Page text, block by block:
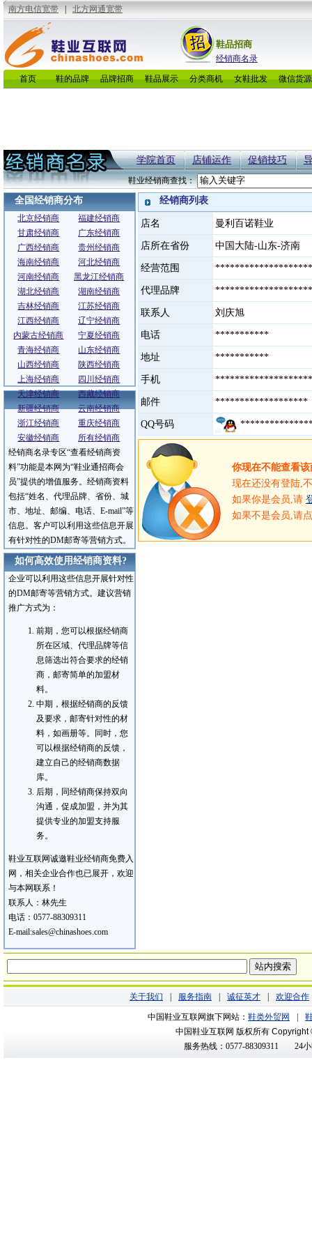
鞋品招商
经销商名录
首页 鞋的品牌 品牌招商 鞋品展示 分类商机 女鞋批发 微信货源
学院首页 店铺运作 促销技巧
鞋业经销商查找：
全国经销商分布
北京经销商
福建经销商
甘肃经销商
广东经销商
广西经销商
贵州经销商
海南经销商
河北经销商
河南经销商
黑龙江经销商
湖北经销商
湖南经销商
吉林经销商
江苏经销商
江西经销商
辽宁经销商
内蒙古经销商
宁夏经销商
青海经销商
山东经销商
山西经销商
陕西经销商
上海经销商
四川经销商
天津经销商
西藏经销商
新疆经销商
云南经销商
浙江经销商
重庆经销商
安徽经销商
所有经销商
服务介绍
经销商名录专区“查看经销商资
料”功能是本网为“鞋业通招商会
员”提供的增值服务。经销商资料
包括“姓名、代理品牌、省份、城
市、地址、邮编、电话、E-mail”等
信息。客户可以利用这些信息开展
有针对性的DM邮寄等营销方式。
如何高效使用经销商资料?
企业可以利用这些信息开展针对性
的DM邮寄等营销方式。建议营销
推广方式为：
前期，您可以根据经销商
所在区域、代理品牌等信
息筛选出符合要求的经销
商，邮寄简单的加盟材
料。
中期，根据经销商的反馈
及要求，邮寄针对性的材
料，如画册等。同时，您
可以根据经销商的反馈，
建立自己的经销商数据
库。
后期，同经销商保持双向
沟通，促成加盟，并为其
提供专业的加盟支持服
务。
鞋业互联网诚邀鞋业经销商免费入
网，相关企业合作也已展开，欢迎
与本网联系！
联系人：林先生
电话：0577-88309311
E-mail:sales@chinashoes.com
经销商列表
店名 曼利百诺鞋业
店所在省份 中国大陆-山东-济南
经营范围
代理品牌
联系人 刘庆旭
电话 ***********
地址 ***********
手机
邮件
QQ号码
你现在不能查看
现在还没有登陆,
如果你是会员,请
如果不是会员,请
关于我们 服务指南 诚征英才 欢迎合作
中国鞋业互联网旗下网站： 鞋类外贸网
中国鞋业互联网 版权所有 Copyright
服务热线：0577-88309311
24